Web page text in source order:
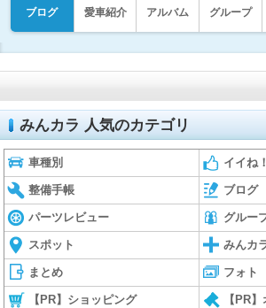
ブログ 愛車紹介 アルバム グループ
みんカラ 人気のカテゴリ
車種別 イイね！
整備手帳 ブログ
パーツレビュー グルー
スポット みんカ
まとめ フォト
【PR】ショッピング 【PR